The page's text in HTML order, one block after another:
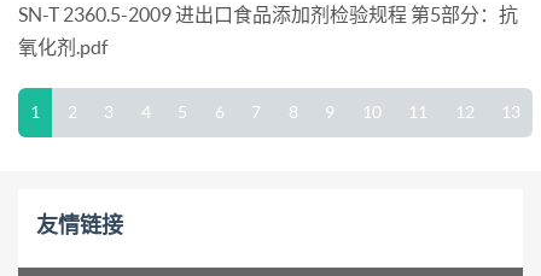
SN-T 2360.5-2009 进出口食品添加剂检验规程 第5部分：抗
氧化剂.pdf
1 2 3 4 5 6 7 8 9 10 11 12 13
友情链接